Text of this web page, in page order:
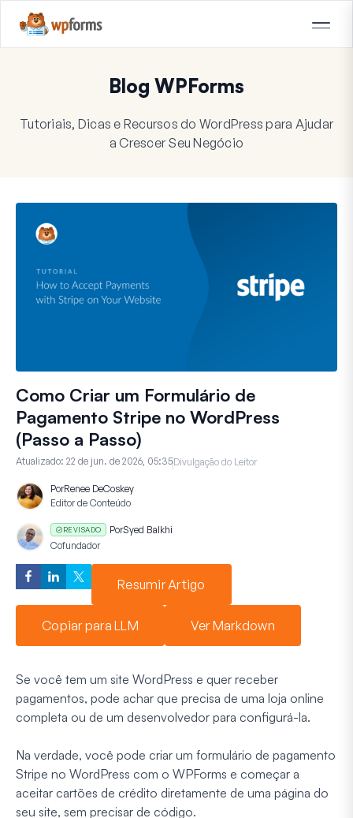
Blog WPForms
Tutoriais, Dicas e Recursos do WordPress para Ajudar
a Crescer Seu Negócio
Como Criar um Formulário de
Pagamento Stripe no WordPress
(Passo a Passo)
Atualizado: 22 de jun. de 2026, 05:35Divulgação do Leitor
PorRenee DeCoskey
Editor de Conteúdo
REVISADO PorSyed Balkhi
Cofundador
Resumir Artigo
Copiar para LLM Ver Markdown
Se você tem um site WordPress e quer receber
pagamentos, pode achar que precisa de uma loja online
completa ou de um desenvolvedor para configurá-la.
Na verdade, você pode criar um formulário de pagamento
Stripe no WordPress com o WPForms e começar a
aceitar cartões de crédito diretamente de uma página do
seu site, sem precisar de código.